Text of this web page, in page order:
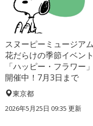
スヌーピーミュージア
花だらけの季節イベント
「ハッピー・フラワー
開催中！7月3日まで
東京都
2026年5月25日 09:35 更新